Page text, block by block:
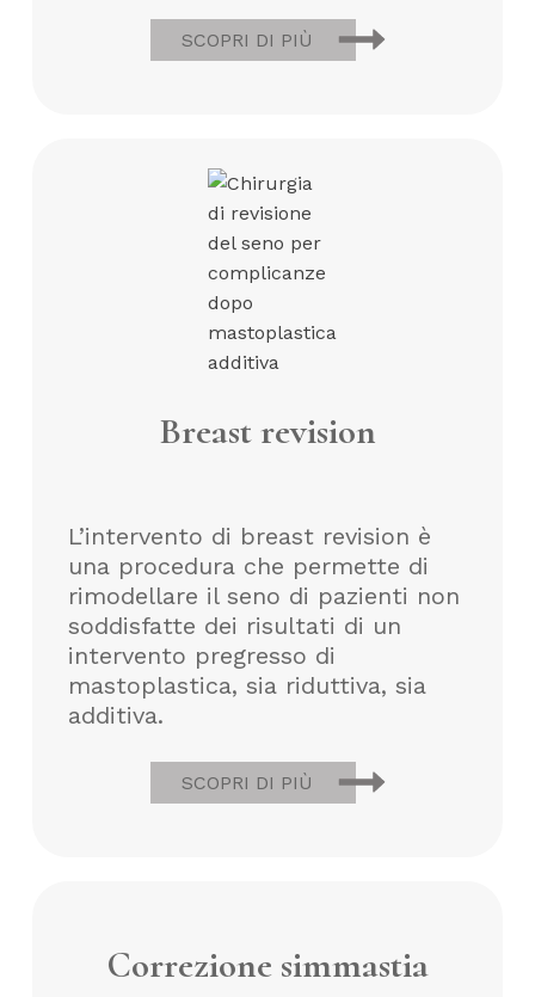
SCOPRI DI PIÙ
Breast revision
L’intervento di breast revision è
una procedura che permette di
rimodellare il seno di pazienti non
soddisfatte dei risultati di un
intervento pregresso di
mastoplastica, sia riduttiva, sia
additiva.
SCOPRI DI PIÙ
Correzione simmastia